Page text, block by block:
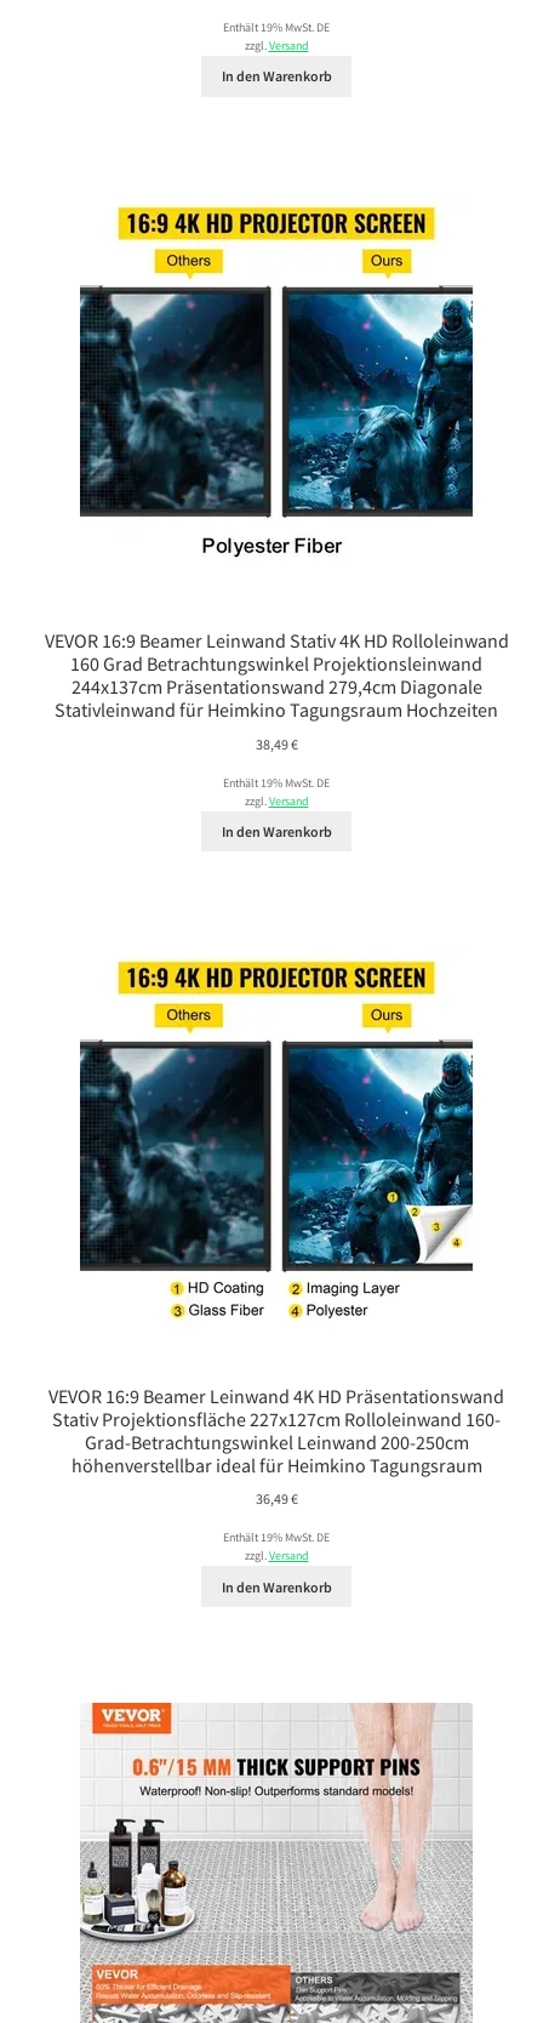
Enthält 19% MwSt. DE
zzgl.Versand
In den Warenkorb
VEVOR 16:9 Beamer Leinwand Stativ 4K HD Rolloleinwand
160 Grad Betrachtungswinkel Projektionsleinwand
244x137cm Präsentationswand 279,4cm Diagonale
Stativleinwand für Heimkino Tagungsraum Hochzeiten
38,49€
Enthält 19% MwSt. DE
zzgl.Versand
In den Warenkorb
VEVOR 16:9 Beamer Leinwand 4K HD Präsentationswand
Stativ Projektionsfläche 227x127cm Rolloleinwand ​160-
Grad-Betrachtungswinkel Leinwand 200-250cm
höhenverstellbar ideal für Heimkino Tagungsraum
36,49€
Enthält 19% MwSt. DE
zzgl.Versand
In den Warenkorb